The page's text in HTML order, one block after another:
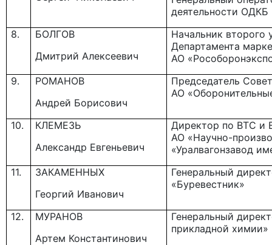
деятельности ОДКБ
8.
БОЛГОВ
Дмитрий Алексеевич
Начальник второго
Департамента
АО
9.
РОМАНОВ
Андрей Борисович
Председатель
АО
10.
КЛЕМЕЗЬ
Александр Евгеньевич
Директор по ВТС и
АО «Научно-
«Уралвагонзавод
11.
ЗАКАМЕННЫХ
Георгий Иванович
Генеральный
«Буревестник»
12.
МУРАНОВ
Артем Константинович
Генеральный
прикладной химии»